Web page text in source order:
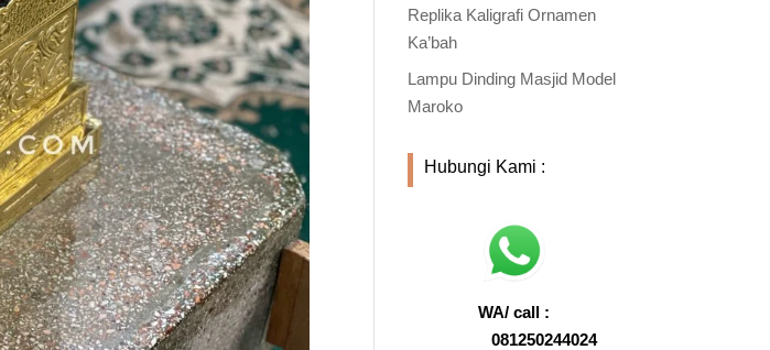
Replika Kaligrafi Ornamen
Ka’bah
Lampu Dinding Masjid Model
Maroko
Hubungi Kami :
WA/ call :
081250244024